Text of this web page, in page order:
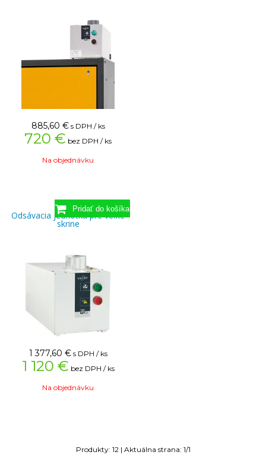
885,60 € s DPH / ks
720 € bez DPH / ks
Na objednávku
Odsávacia jednotka pre veľké
skrine
1 377,60 € s DPH / ks
1 120 € bez DPH / ks
Na objednávku
Produkty: 12| Aktuálna strana: 1/1